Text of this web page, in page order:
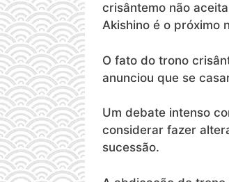
crisântemo não
Akishino é o próximo
O fato do trono
anunciou que se
Um debate intenso
considerar fazer
sucessão.